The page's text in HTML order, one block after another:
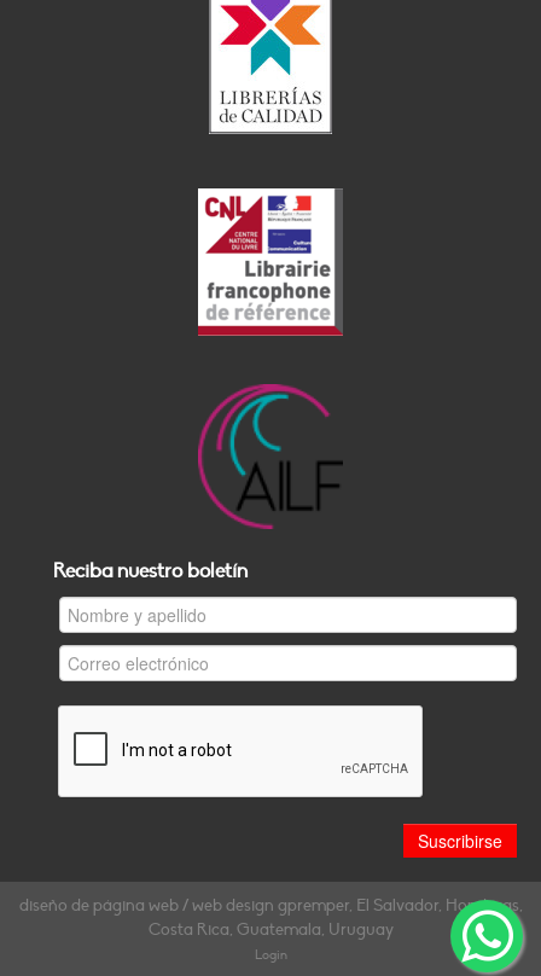
Reciba nuestro boletín
diseño de página web / web design gpremper, El Salvador, Honduras,
Costa Rica, Guatemala, Uruguay
Login